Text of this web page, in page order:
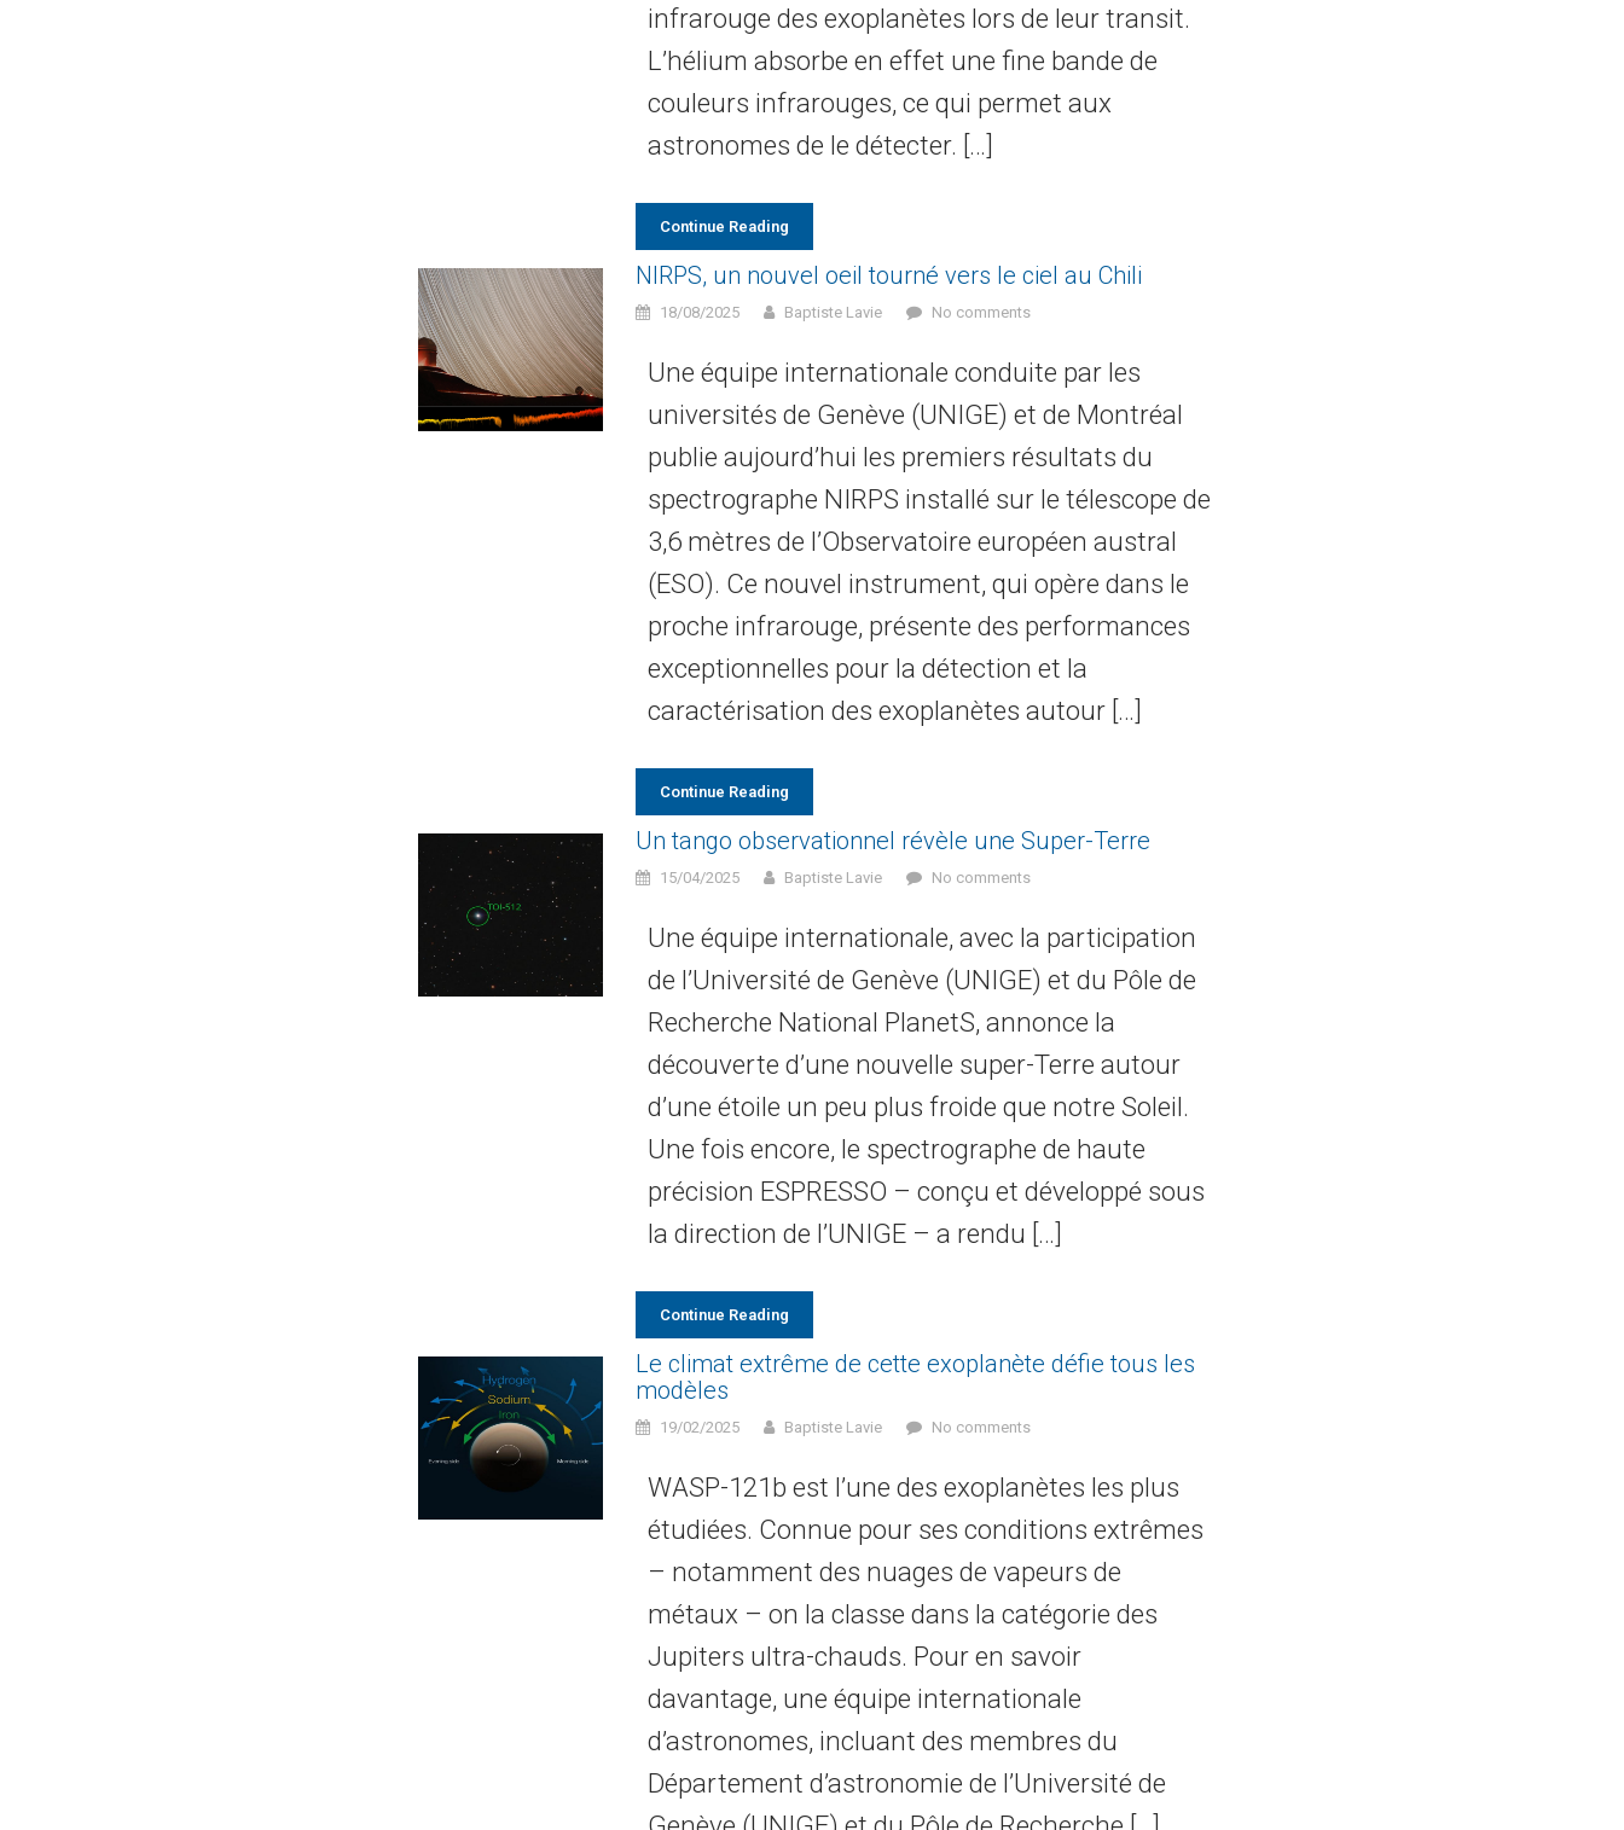
infrarouge des exoplanètes lors de leur transit.
L’hélium absorbe en effet une fine bande de
couleurs infrarouges, ce qui permet aux
astronomes de le détecter. […]
Continue Reading
NIRPS, un nouvel oeil tourné vers le ciel au Chili
18/08/2025 Baptiste Lavie No comments
Une équipe internationale conduite par les
universités de Genève (UNIGE) et de Montréal
publie aujourd’hui les premiers résultats du
spectrographe NIRPS installé sur le télescope de
3,6 mètres de l’Observatoire européen austral
(ESO). Ce nouvel instrument, qui opère dans le
proche infrarouge, présente des performances
exceptionnelles pour la détection et la
caractérisation des exoplanètes autour […]
Continue Reading
Un tango observationnel révèle une Super-Terre
15/04/2025 Baptiste Lavie No comments
Une équipe internationale, avec la participation
de l’Université de Genève (UNIGE) et du Pôle de
Recherche National PlanetS, annonce la
découverte d’une nouvelle super-Terre autour
d’une étoile un peu plus froide que notre Soleil.
Une fois encore, le spectrographe de haute
précision ESPRESSO – conçu et développé sous
la direction de l’UNIGE – a rendu […]
Continue Reading
Le climat extrême de cette exoplanète défie tous les
modèles
19/02/2025 Baptiste Lavie No comments
WASP-121b est l’une des exoplanètes les plus
étudiées. Connue pour ses conditions extrêmes
– notamment des nuages de vapeurs de
métaux – on la classe dans la catégorie des
Jupiters ultra-chauds. Pour en savoir
davantage, une équipe internationale
d’astronomes, incluant des membres du
Département d’astronomie de l’Université de